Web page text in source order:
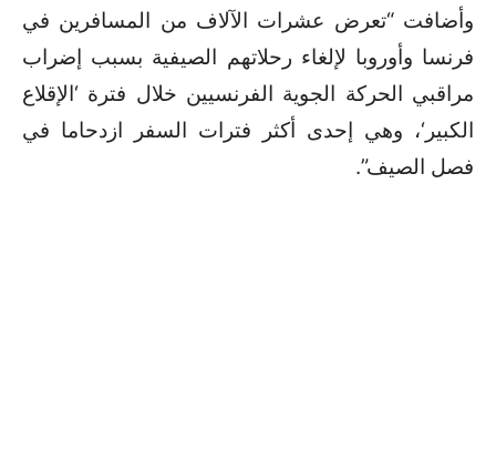
وأضافت “تعرض عشرات الآلاف من المسافرين في
فرنسا وأوروبا لإلغاء رحلاتهم الصيفية بسبب إضراب
مراقبي الحركة الجوية الفرنسيين خلال فترة ‘الإقلاع
الكبير‘، وهي إحدى أكثر فترات السفر ازدحاما في
فصل الصيف”.